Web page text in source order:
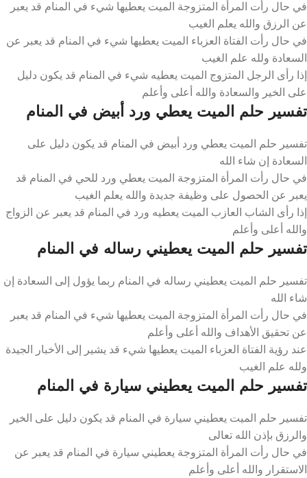
في حال رأت المرأة المتزوجة الميت يعطيها شيء في المنام قد يعبر
عن الرزق والله يعلم الغيب
في حال رأت الفتاة العزباء الميت يعطيها شيء في المنام قد يعبر عن
السعادة ولله علم الغيب
إذا رأى الرجل المتزوج الميت يعطيه شيء في المنام قد يكون دليل
على الخير والسعادة والله أعلى وأعلم
تفسير حلم الميت يعطي ورد أبيض في المنام
تفسير حلم الميت يعطي ورد أبيض في المنام قد يكون دليل على
السعادة إن شاء الله
في حال رأت المرأة المتزوجة الميت يعطي ورد للحي في المنام قد
يعبر عن الحصول على وظيفة جديدة والله يعلم الغيب
إذا رأى الشاب العازب الميت يعطيه ورد في المنام قد يعبر عن الزواج
والله أعلى وأعلم
تفسير حلم الميت يعطيني رساله في المنام
تفسير حلم الميت يعطيني رساله في المنام ربما يؤول إلى السعادة إن
شاء الله
في حال رأت المرأة المتزوجة الميت يعطيها شيء في المنام قد يعبر
عن تحقيق الأهداف والله أعلى وأعلم
عند رؤية الفتاة العزباء الميت يعطيها شيء قد يشير إلى الأخبار الجيدة
ولله علم الغيب
تفسير حلم الميت يعطيني سيارة في المنام
تفسير حلم الميت يعطيني سيارة في المنام قد يكون دليل على الخير
والرزق بإذن الله تعالى
في حال رأت المرأة المتزوجة يعطيني سيارة في المنام قد يعبر عن
الاستقرار والله أعلى وأعلم